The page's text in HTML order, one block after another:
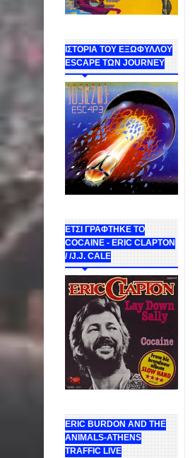
ΙΣΤΟΡΙΑ ΤΟΥ ΕΞΩΦΥΛΛΟΥ
ESCAPE ΤΩΝ JOURNEY
ΕΤΣΙ ΓΡΑΦΤΗΚΕ ΤΟ
COCAINE - ERIC CLAPTON
/ /J.J. CALE
ERIC BURDON AND THE
ANIMALS-ATHENS
TRAFFIC LIVE